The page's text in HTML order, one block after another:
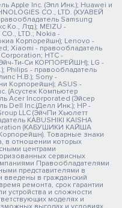
Apple Inc. (Эпл Инк.); Huawei и
CO., LTD. (ХУАВЕЙ
Samsung
Ко., Лтд.); MEIZU -
LTD.; Nokia -
Корпорейшн); Lenovo -
Xiaomi - правообладатель
HTC -
Ти-Си КОРПОРЕЙШН); LG -
Philips - правообладатель
Н.В.); Sony -
Корпорейшн); ASUS -
(Асустек Компьютер
Acer Incorporated (Эйсер
Dell Inc.(Делл Инк.); HP -
LLC (ЭйчПи Хьюлетт
KABUSHIKI KAISHA
(КАБУШИКИ КАЙША
Товарные знаки
в отношении которых
центрами
сервисных
Правообладателями
представителями в
в гражданский
ремонта, срок гарантии
устройства и сложности
моделях и